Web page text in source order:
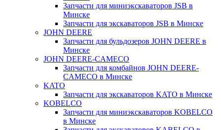
Запчасти для миниэкскаваторов JSB в
Минске
Запчасти для экскаваторов JSB в Минске
JOHN DEERE
Запчасти для бульдозеров JOHN DEERE в
Минске
JOHN DEERE-CAMECO
Запчасти для комбайнов JOHN DEERE-
CAMECO в Минске
KATO
Запчасти для экскаваторов KATO в Минске
KOBELCO
Запчасти для миниэкскаваторов KOBELCO
в Минске